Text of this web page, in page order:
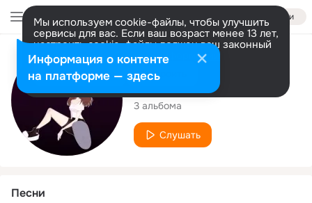
Войти
Мы используем cookie-файлы, чтобы улучшить
сервисы для вас. Если ваш возраст менее 13 лет,
настроить cookie-файлы должен ваш законный
представитель. Больше информации
Разрешить все Настроить
Исполнитель
niiikaaaniii
3 альбома
Слушать
Песни
Информация о контенте
на платформе — здесь